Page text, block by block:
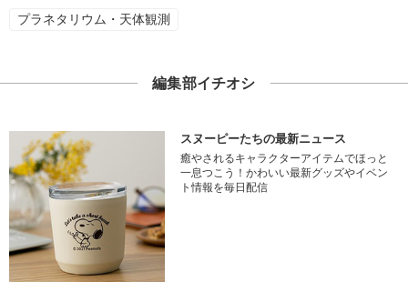
プラネタリウム・天体観測
編集部イチオシ
スヌーピーたちの最新ニュース
癒やされるキャラクターアイテムでほっと
一息つこう！かわいい最新グッズやイベン
ト情報を毎日配信